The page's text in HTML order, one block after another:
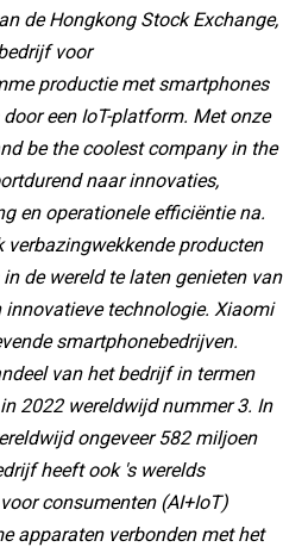
de Hongkong Stock Exchange,
voor
productie met smartphones
een IoT-platform. Met onze
be the coolest company in the
naar innovaties,
en operationele efficiëntie na.
producten
de wereld te laten genieten van
innovatieve technologie. Xiaomi
smartphonebedrijven.
van het bedrijf in termen
2022 wereldwijd nummer 3. In
ongeveer 582 miljoen
heeft ook 's werelds
consumenten (AI+IoT)
apparaten verbonden met het